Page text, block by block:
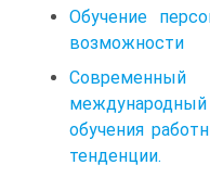
Обучение
возможности
обучения
тенденции.